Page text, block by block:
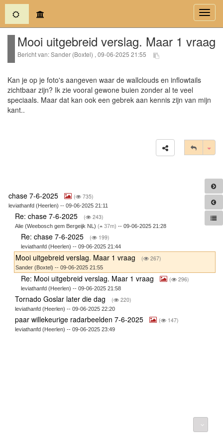
(current)
Mooi uitgebreid verslag. Maar 1 vraag
Bericht van: Sander (Boxtel) , 09-06-2025 21:55
Kan je op je foto's aangeven waar de wallclouds en inflowtails
zichtbaar zijn? Ik zie vooral gewone buien zonder al te veel
speciaals. Maar dat kan ook een gebrek aan kennis zijn van mijn
kant..
chase 7-6-2025 ( 735)
leviathanfd (Heerlen) -- 09-06-2025 21:11
Re: chase 7-6-2025 ( 243)
Alie (Weebosch gem Bergeijk NL) ( 37m) -- 09-06-2025 21:28
Re: chase 7-6-2025 ( 199)
leviathanfd (Heerlen) -- 09-06-2025 21:44
Mooi uitgebreid verslag. Maar 1 vraag ( 267)
Sander (Boxtel) -- 09-06-2025 21:55
Re: Mooi uitgebreid verslag. Maar 1 vraag ( 296)
leviathanfd (Heerlen) -- 09-06-2025 21:58
Tornado Goslar later die dag ( 220)
leviathanfd (Heerlen) -- 09-06-2025 22:20
paar willekeurige radarbeelden 7-6-2025 ( 147)
leviathanfd (Heerlen) -- 09-06-2025 23:49